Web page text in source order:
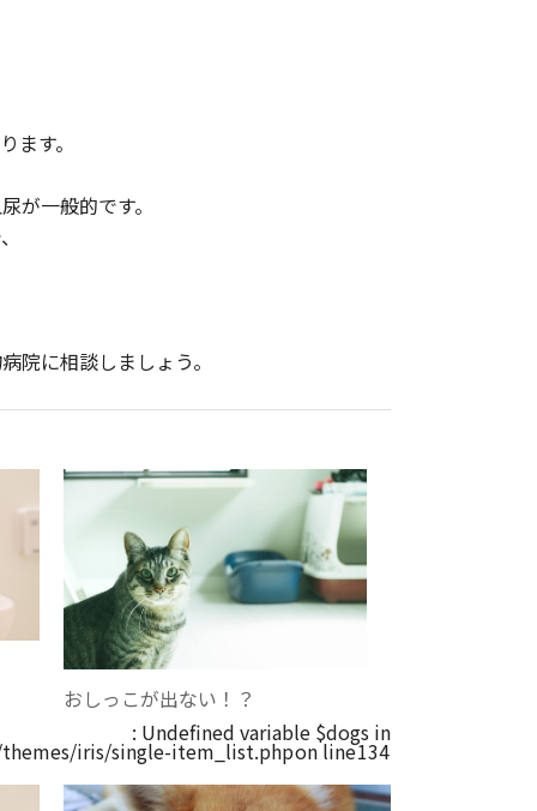
ます。
が一般的です。
院に相談しましょう。
おしっこが出ない！？
: Undefined variable $dogs in
iris/single-item_list.phpon line134